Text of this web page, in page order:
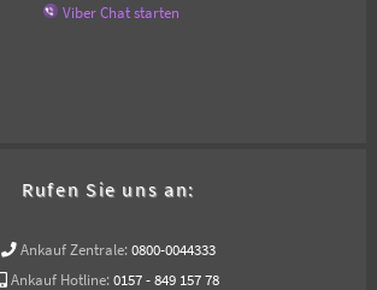
Viber Chat starten
Rufen Sie uns an:
Ankauf Zentrale: 0800-0044333
Ankauf Hotline: 0157 - 849 157 78